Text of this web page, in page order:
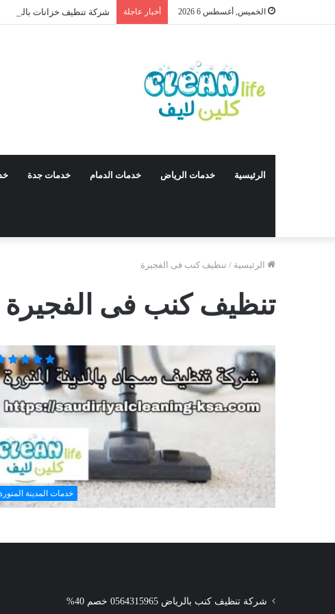
الخميس, أغسطس 6 2026 أخبار عاجلة شركة تنظيف خزانات بالقصيم 0564315965 خصم 40%
الرئيسية خدمات الرياض خدمات الدمام خدمات جدة
الرئيسية / تنظيف كنب فى الفجيرة
تنظيف كنب فى الفجيرة
خدمات المدينة
شركة تنظيف كنب بالرياض 0564315965 خصم 40%